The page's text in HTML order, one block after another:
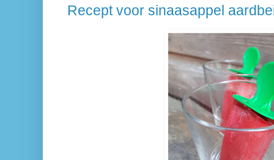
Recept voor sinaasappel